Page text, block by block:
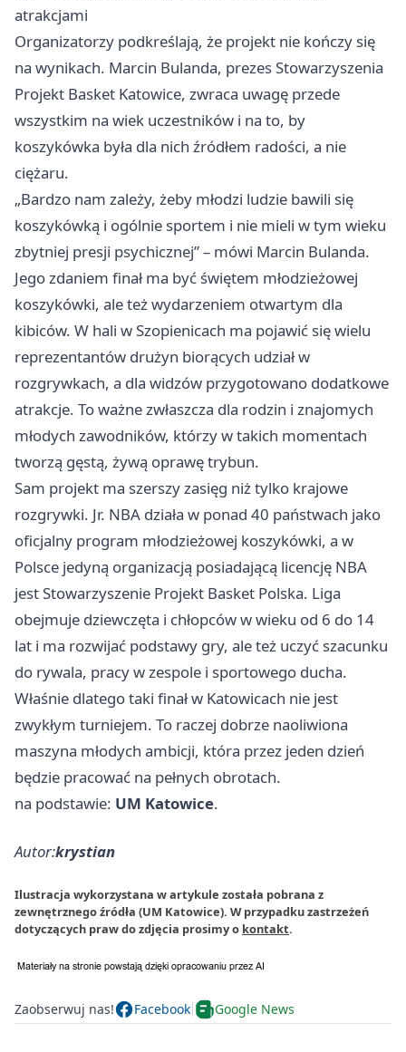
atrakcjami
Organizatorzy podkreślają, że projekt nie kończy się
na wynikach. Marcin Bulanda, prezes Stowarzyszenia
Projekt Basket Katowice, zwraca uwagę przede
wszystkim na wiek uczestników i na to, by
koszykówka była dla nich źródłem radości, a nie
ciężaru.
„Bardzo nam zależy, żeby młodzi ludzie bawili się
koszykówką i ogólnie sportem i nie mieli w tym wieku
zbytniej presji psychicznej” – mówi Marcin Bulanda.
Jego zdaniem finał ma być świętem młodzieżowej
koszykówki, ale też wydarzeniem otwartym dla
kibiców. W hali w Szopienicach ma pojawić się wielu
reprezentantów drużyn biorących udział w
rozgrywkach, a dla widzów przygotowano dodatkowe
atrakcje. To ważne zwłaszcza dla rodzin i znajomych
młodych zawodników, którzy w takich momentach
tworzą gęstą, żywą oprawę trybun.
Sam projekt ma szerszy zasięg niż tylko krajowe
rozgrywki. Jr. NBA działa w ponad 40 państwach jako
oficjalny program młodzieżowej koszykówki, a w
Polsce jedyną organizacją posiadającą licencję NBA
jest Stowarzyszenie Projekt Basket Polska. Liga
obejmuje dziewczęta i chłopców w wieku od 6 do 14
lat i ma rozwijać podstawy gry, ale też uczyć szacunku
do rywala, pracy w zespole i sportowego ducha.
Właśnie dlatego taki finał w Katowicach nie jest
zwykłym turniejem. To raczej dobrze naoliwiona
maszyna młodych ambicji, która przez jeden dzień
będzie pracować na pełnych obrotach.
na podstawie: UM Katowice.
Autor:krystian
Ilustracja wykorzystana w artykule została pobrana z
zewnętrznego źródła (UM Katowice). W przypadku zastrzeżeń
dotyczących praw do zdjęcia prosimy o kontakt.
Zaobserwuj nas! Facebook Google News